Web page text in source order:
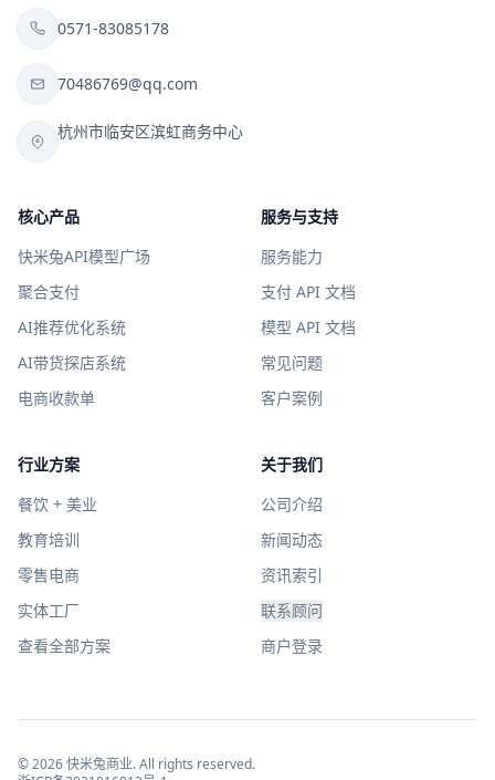
0571-83085178
70486769@qq.com
杭州市临安区滨虹商务中心
核心产品
快米兔API模型广场
聚合支付
AI推荐优化系统
AI带货探店系统
电商收款单
服务与支持
服务能力
支付 API 文档
模型 API 文档
常见问题
客户案例
行业方案
餐饮 + 美业
教育培训
零售电商
实体工厂
查看全部方案
关于我们
公司介绍
新闻动态
资讯索引
联系顾问
商户登录
©2026快米兔商业. All rights reserved.